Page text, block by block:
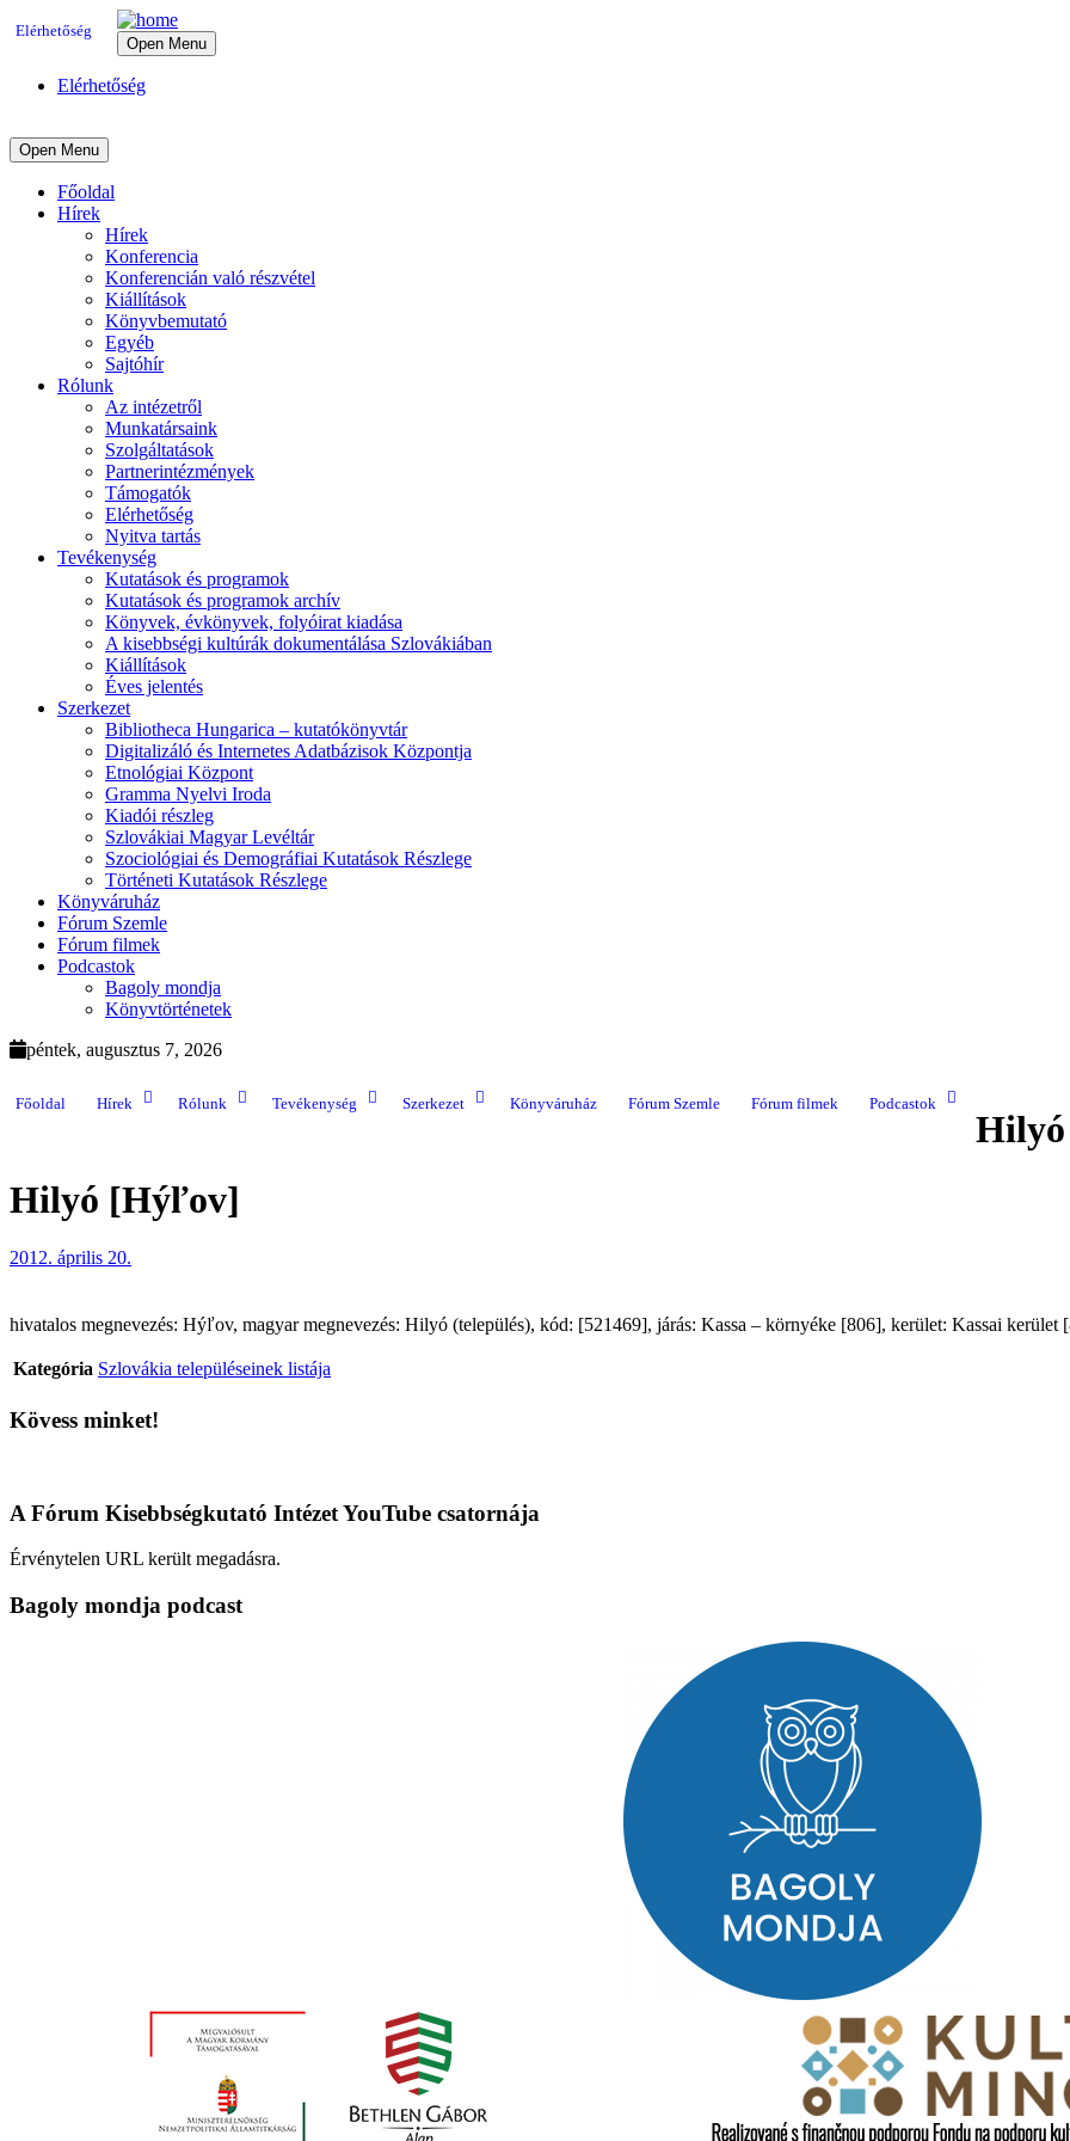
Elérhetőség
Open Menu
Elérhetőség
Open Menu
Főoldal
Hírek
Hírek
Konferencia
Konferencián való részvétel
Kiállítások
Könyvbemutató
Egyéb
Sajtóhír
Rólunk
Az intézetről
Munkatársaink
Szolgáltatások
Partnerintézmények
Támogatók
Elérhetőség
Nyitva tartás
Tevékenység
Kutatások és programok
Kutatások és programok archív
Könyvek, évkönyvek, folyóirat kiadása
A kisebbségi kultúrák dokumentálása Szlovákiában
Kiállítások
Éves jelentés
Szerkezet
Bibliotheca Hungarica – kutatókönyvtár
Digitalizáló és Internetes Adatbázisok Központja
Etnológiai Központ
Gramma Nyelvi Iroda
Kiadói részleg
Szlovákiai Magyar Levéltár
Szociológiai és Demográfiai Kutatások Részlege
Történeti Kutatások Részlege
Könyváruház
Fórum Szemle
Fórum filmek
Podcastok
Bagoly mondja
Könyvtörténetek
péntek, augusztus 7, 2026
Főoldal Hírek Rólunk Tevékenység Szerkezet Könyváruház Fórum Szemle Fórum filmek Podcastok
Hilyó [Hýľov]
2012. április 20.
hivatalos megnevezés: Hýľov, magyar megnevezés: Hilyó (település), kód: [521469], járás: Kassa – környéke [806], kerület: Kassai kerület
Kategória Szlovákia településeinek listája
Kövess minket!
A Fórum Kisebbségkutató Intézet YouTube csatornája
Érvénytelen URL került megadásra.
Bagoly mondja podcast